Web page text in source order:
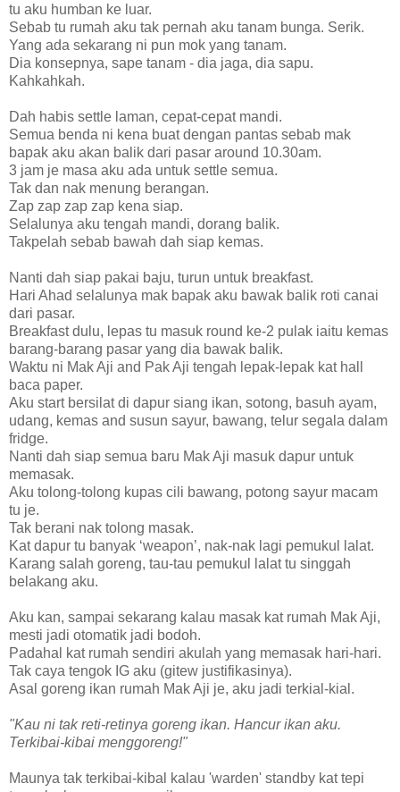
tu aku humban ke luar.
Sebab tu rumah aku tak pernah aku tanam bunga. Serik.
Yang ada sekarang ni pun mok yang tanam.
Dia konsepnya, sape tanam - dia jaga, dia sapu.
Kahkahkah.
Dah habis settle laman, cepat-cepat mandi.
Semua benda ni kena buat dengan pantas sebab mak
bapak aku akan balik dari pasar around 10.30am.
3 jam je masa aku ada untuk settle semua.
Tak dan nak menung berangan.
Zap zap zap zap kena siap.
Selalunya aku tengah mandi, dorang balik.
Takpelah sebab bawah dah siap kemas.
Nanti dah siap pakai baju, turun untuk breakfast.
Hari Ahad selalunya mak bapak aku bawak balik roti canai
dari pasar.
Breakfast dulu, lepas tu masuk round ke-2 pulak iaitu kemas
barang-barang pasar yang dia bawak balik.
Waktu ni Mak Aji and Pak Aji tengah lepak-lepak kat hall
baca paper.
Aku start bersilat di dapur siang ikan, sotong, basuh ayam,
udang, kemas and susun sayur, bawang, telur segala dalam
fridge.
Nanti dah siap semua baru Mak Aji masuk dapur untuk
memasak.
Aku tolong-tolong kupas cili bawang, potong sayur macam
tu je.
Tak berani nak tolong masak.
Kat dapur tu banyak ‘weapon’, nak-nak lagi pemukul lalat.
Karang salah goreng, tau-tau pemukul lalat tu singgah
belakang aku.
Aku kan, sampai sekarang kalau masak kat rumah Mak Aji,
mesti jadi otomatik jadi bodoh.
Padahal kat rumah sendiri akulah yang memasak hari-hari.
Tak caya tengok IG aku (gitew justifikasinya).
Asal goreng ikan rumah Mak Aji je, aku jadi terkial-kial.
"Kau ni tak reti-retinya goreng ikan. Hancur ikan aku.
Terkibai-kibai menggoreng!"
Maunya tak terkibai-kibal kalau 'warden' standby kat tepi